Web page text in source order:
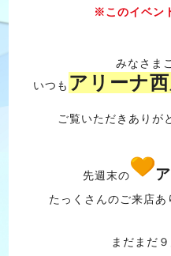
※このイベン
みなさま
いつも アリーナ
ご覧いただきありが
先週末の
たっくさんのご来店
まだまだ